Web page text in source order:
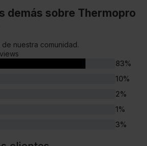
demás sobre Thermopro
nuestra comunidad.
83%
10%
2%
1%
3%